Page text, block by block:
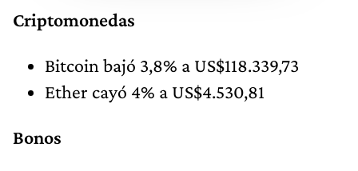
Criptomonedas
Bitcoin bajó 3,8% a US$118.339,73
Ether cayó 4% a US$4.530,81
Bonos